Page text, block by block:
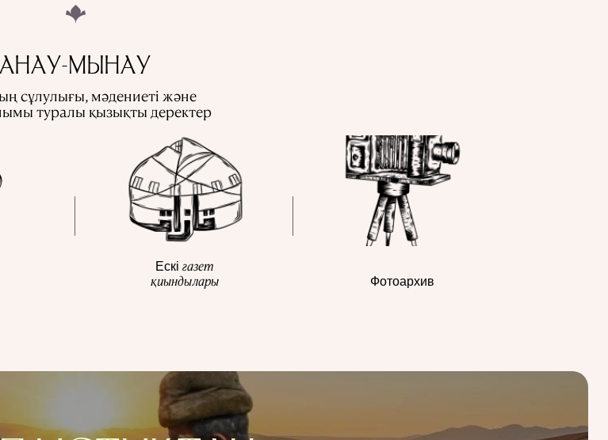
АНАУ-МЫНАУ
сұлулығы, мәдениеті және
туралы қызықты деректер
Ескі газет
қиындылары
Фотоархив